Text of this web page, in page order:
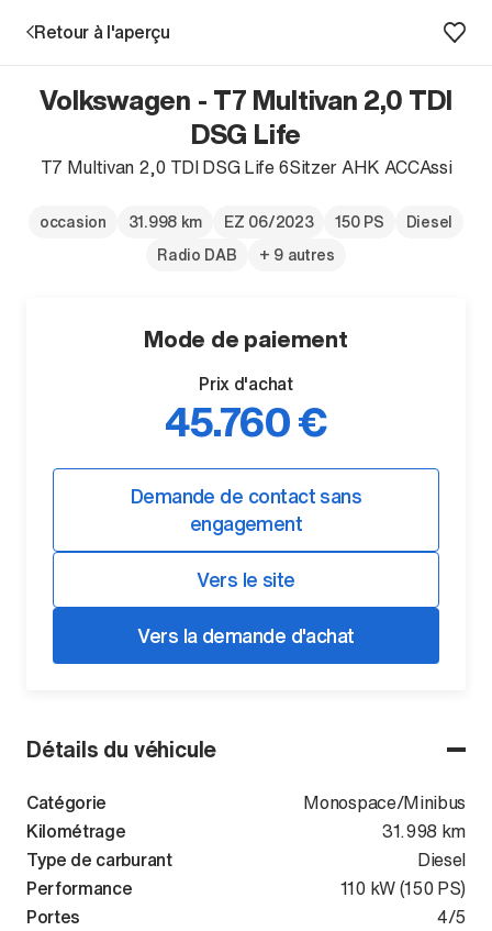
Prestations
Succursales
Recherche d'un véhicule
Entreprise & Carrière
Retour à l'aperçu
Détails du véhicule
Catégorie
Monospace/Minibus
Kilométrage
31.998 km
Type de carburant
Diesel
Performance
110 kW (150 PS)
Portes
4/5
Volkswagen - T7 Multivan 2,0 TDI
DSG Life
T7 Multivan 2,0 TDI DSG Life 6Sitzer AHK ACCAssi
occasion 31.998 km EZ 06/2023 150 PS
Diesel
Radio DAB
+ 9 autres
Mode de paiement
Prix d'achat
45.760 €
Demande de contact sans
engagement
Vers le site
Vers la demande d'achat